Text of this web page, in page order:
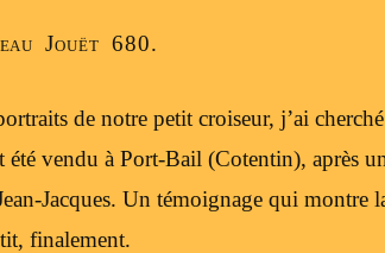
Jouët 680.
de notre petit croiseur, j’ai
vendu à Port-Bail (Cotentin), après
Jacques. Un témoignage qui montre
finalement.